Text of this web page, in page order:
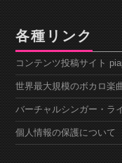
各種リンク
コンテンツ投稿サイト
世界最大規模のボカロ楽
バーチャルシンガー・ラ
個人情報の保護について